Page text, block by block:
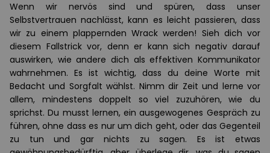
Wenn wir nervös sind und spüren, dass unser
Selbstvertrauen nachlässt, kann es leicht passieren, dass
wir zu einem plappernden Wrack werden! Sieh dich vor
diesem Fallstrick vor, denn er kann sich negativ darauf
auswirken, wie andere dich als effektiven Kommunikator
wahrnehmen. Es ist wichtig, dass du deine Worte mit
Bedacht und Sorgfalt wählst. Nimm dir Zeit und lerne vor
allem, mindestens doppelt so viel zuzuhören, wie du
sprichst. Du musst lernen, ein ausgewogenes Gespräch zu
führen, ohne dass es nur um dich geht, oder das Gegenteil
zu tun und gar nichts zu sagen. Es ist etwas